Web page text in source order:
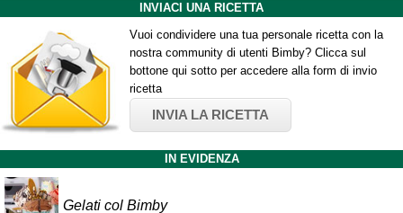
INVIACI UNA RICETTA
Vuoi condividere una tua personale ricetta con la
nostra community di utenti Bimby? Clicca sul
bottone qui sotto per accedere alla form di invio
ricetta
INVIA LA RICETTA
IN EVIDENZA
Gelati col Bimby